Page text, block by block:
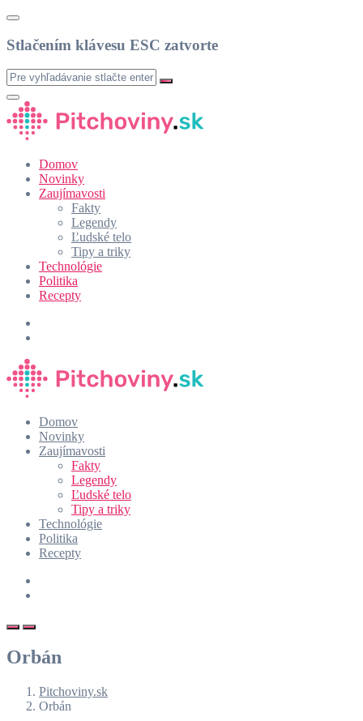
Stlačením klávesu ESC zatvorte
Domov
Novinky
Zaujímavosti
Fakty
Legendy
Ľudské telo
Tipy a triky
Technológie
Politika
Recepty
Domov
Novinky
Zaujímavosti
Fakty
Legendy
Ľudské telo
Tipy a triky
Technológie
Politika
Recepty
Orbán
Pitchoviny.sk
Orbán